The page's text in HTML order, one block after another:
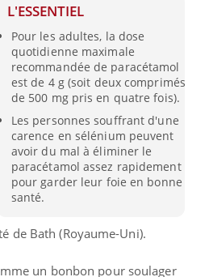
L'ESSENTIEL
Pour les adultes, la dose
quotidienne maximale
recommandée de paracétamol
est de 4 g (soit deux comprimés
de 500 mg pris en quatre fois).
Les personnes souffrant d'une
carence en sélénium peuvent
avoir du mal à éliminer le
paracétamol assez rapidement
pour garder leur foie en bonne
santé.
de Bath (Royaume-Uni).
un bonbon pour soulager